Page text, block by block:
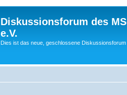
Diskussionsforum des
e.V.
Dies ist das neue, geschlossene